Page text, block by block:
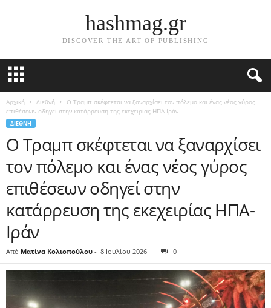
hashmag.gr
DISCOVER THE ART OF PUBLISHING
Αρχική Διεθνή
Ο Τραμπ σκέφτεται να ξαναρχίσει τον πόλεμο και ένας νέος γύρος
επιθέσεων οδηγεί στην κατάρρευση της εκεχειρίας ΗΠΑ-Ιράν
ΔΙΕΘΝΉ
Ο Τραμπ σκέφτεται να ξαναρχίσει
τον πόλεμο και ένας νέος γύρος
επιθέσεων οδηγεί στην
κατάρρευση της εκεχειρίας ΗΠΑ-
Ιράν
Από Ματίνα Κολιοπούλου - 8 Ιουλίου 2026 0